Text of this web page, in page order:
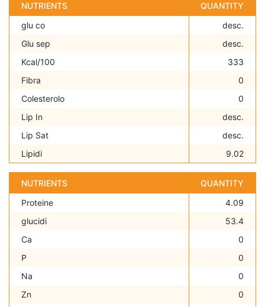
NUTRIENTS
QUANTITY
glu co
desc.
Glu sep
desc.
Kcal/100
333
Fibra
0
Colesterolo
0
Lip In
desc.
Lip Sat
desc.
Lipidi
9.02
NUTRIENTS
QUANTITY
Proteine
4.09
glucidi
53.4
Ca
0
P
0
Na
0
Zn
0